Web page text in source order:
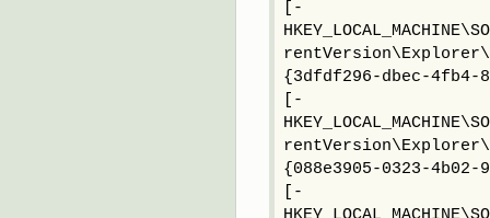
[-
{3dfdf296-dbec-4fb4-
[-
{088e3905-0323-4b02-
[-